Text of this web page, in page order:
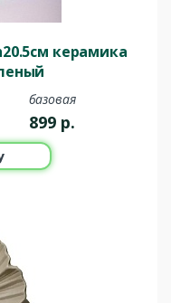
керамика
базовая
899 р.